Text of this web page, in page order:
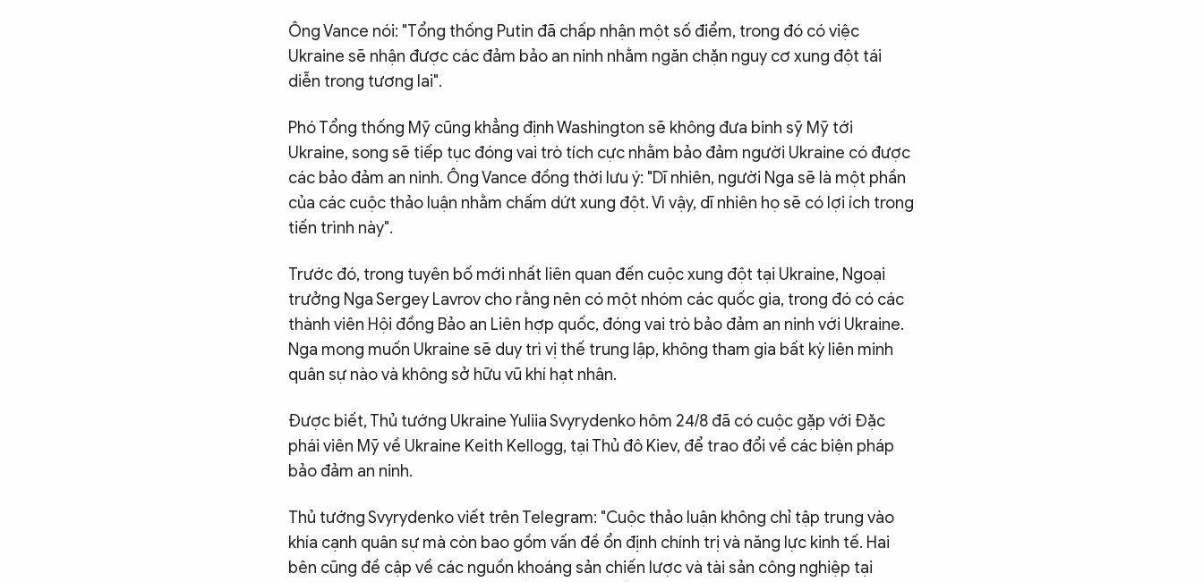
Ông Vance nói: "Tổng thống Putin đã chấp nhận một số điểm, trong đó có việc
Ukraine sẽ nhận được các đảm bảo an ninh nhằm ngăn chặn nguy cơ xung đột tái
diễn trong tương lai".
Phó Tổng thống Mỹ cũng khẳng định Washington sẽ không đưa binh sỹ Mỹ tới
Ukraine, song sẽ tiếp tục đóng vai trò tích cực nhằm bảo đảm người Ukraine có được
các bảo đảm an ninh. Ông Vance đồng thời lưu ý: "Dĩ nhiên, người Nga sẽ là một phần
của các cuộc thảo luận nhằm chấm dứt xung đột. Vì vậy, dĩ nhiên họ sẽ có lợi ích trong
tiến trình này".
Trước đó, trong tuyên bố mới nhất liên quan đến cuộc xung đột tại Ukraine, Ngoại
trưởng Nga Sergey Lavrov cho rằng nên có một nhóm các quốc gia, trong đó có các
thành viên Hội đồng Bảo an Liên hợp quốc, đóng vai trò bảo đảm an ninh với Ukraine.
Nga mong muốn Ukraine sẽ duy trì vị thế trung lập, không tham gia bất kỳ liên minh
quân sự nào và không sở hữu vũ khí hạt nhân.
Được biết, Thủ tướng Ukraine Yuliia Svyrydenko hôm 24/8 đã có cuộc gặp với Đặc
phái viên Mỹ về Ukraine Keith Kellogg, tại Thủ đô Kiev, để trao đổi về các biện pháp
bảo đảm an ninh.
Thủ tướng Svyrydenko viết trên Telegram: "Cuộc thảo luận không chỉ tập trung vào
khía cạnh quân sự mà còn bao gồm vấn đề ổn định chính trị và năng lực kinh tế. Hai
bên cũng đề cập về các nguồn khoáng sản chiến lược và tài sản công nghiệp tại